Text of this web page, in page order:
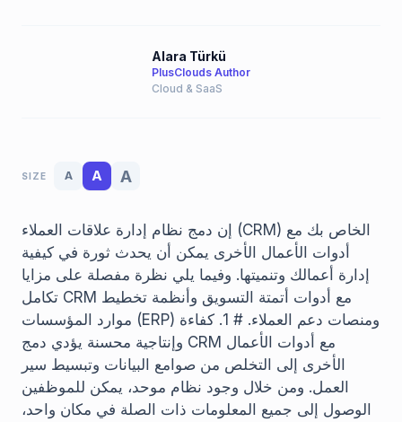
Alara Türkü
PlusClouds Author
Cloud & SaaS
SIZE A A A
إن دمج نظام إدارة علاقات العملاء (CRM) الخاص بك مع
أدوات الأعمال الأخرى يمكن أن يحدث ثورة في كيفية
إدارة أعمالك وتنميتها. وفيما يلي نظرة مفصلة على مزايا
تكامل CRM مع أدوات أتمتة التسويق وأنظمة تخطيط
موارد المؤسسات (ERP) ومنصات دعم العملاء. # 1. كفاءة
وإنتاجية محسنة يؤدي دمج CRM مع أدوات الأعمال
الأخرى إلى التخلص من صوامع البيانات وتبسيط سير
العمل. ومن خلال وجود نظام موحد، يمكن للموظفين
الوصول إلى جميع المعلومات ذات الصلة في مكان واحد،